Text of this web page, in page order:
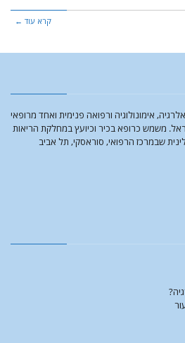
קרא עוד ←
אימונולוגיה ורפואה פנימית ואחד מרופאי
משמש כרופא בכיר וכיועץ במחלקת הריאות
שבמרכז הרפואי, סוראסקי, תל אביב